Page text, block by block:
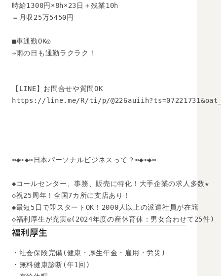
時給1300円×8h×23日＋残業10h
＝月収25万5450円
■車通勤OK◎
⇒雨の日も通勤ラクラク！
【LINE】お問合せや質問OK
https://line.me/R/ti/p/
∞◆∞◆∞日本パーソナルビジネスって？∞◆∞◆∞
◆コールセンター、事務、販売に特化！大手企業の求人多数★
◇祝25周年！全国7カ所に支店あり！
◆最短5日で即スタートOK！2000人以上の派遣社員が在籍
◇福利厚生が充実◎(2024年度の産休育休：男女合わせて25件)
福利厚生
・社会保険完備(健康・厚生年金・雇用・労災)
・無料健康診断(年1回)